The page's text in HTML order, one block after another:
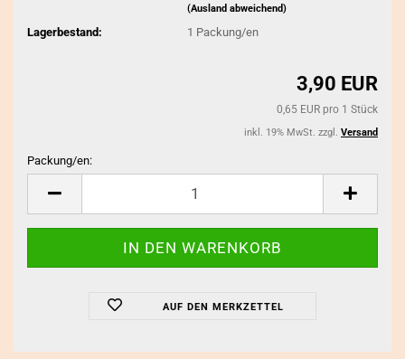
(Ausland abweichend)
Lagerbestand: 1 Packung/en
3,90 EUR
0,65 EUR pro 1 Stück
inkl. 19% MwSt. zzgl. Versand
Packung/en:
AUF DEN MERKZETTEL